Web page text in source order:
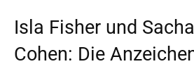
Isla Fisher und
Cohen: Die